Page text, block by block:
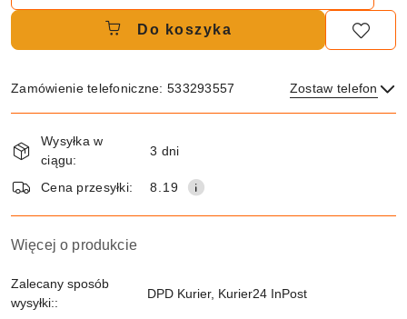
Do koszyka
Zamówienie telefoniczne: 533293557 Zostaw telefon
i
dostawa
Wysyłka w
ciągu:
3 dni
Cena przesyłki: 8.19
Więcej o produkcie
Zalecany sposób
wysyłki::
DPD Kurier, Kurier24 InPost